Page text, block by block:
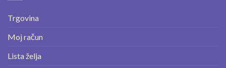
Trgovina
Moj račun
Lista želja